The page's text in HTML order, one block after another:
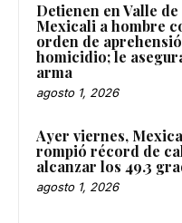
Detienen en Valle de
Mexicali a hombre
orden de
homicidio; le
arma
agosto 1, 2026
Ayer viernes,
rompió récord de
alcanzar los 49.3
agosto 1, 2026